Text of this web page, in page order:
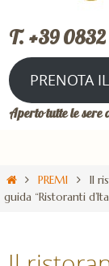
T. +39
PRENOTA
Aperto tutte le
PREMI
Il
guida “Ristoranti